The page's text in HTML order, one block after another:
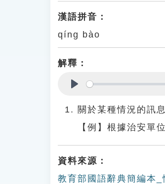
漢語拼音：
qíng bào
解釋：
關於某種情況的訊
【例】根據治安單
資料來源：
教育部國語辭典簡編本_